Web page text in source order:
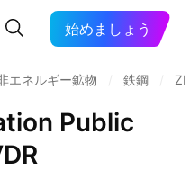
始めましょう
エネルギー鉱物 鉄鋼
Public